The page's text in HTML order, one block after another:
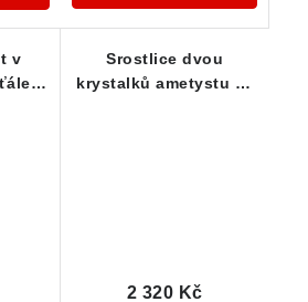
v
Srostlice dvou
krystalků ametystu ve
2 320 Kč